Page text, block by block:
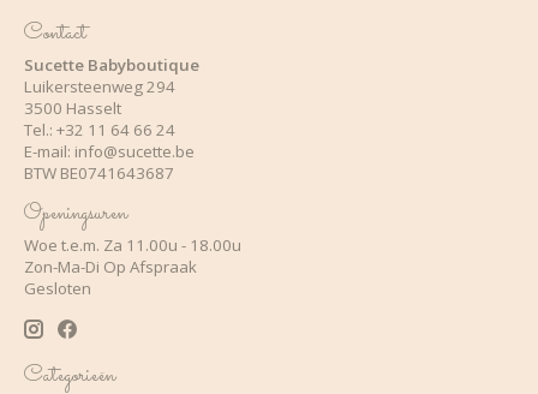
Contact
Sucette Babyboutique
Luikersteenweg 294
3500 Hasselt
Tel.: +32 11 64 66 24
E-mail: info@sucette.be
BTW BE0741643687
Openingsuren
Woe t.e.m. Za 11.00u - 18.00u
Zon-Ma-Di Op Afspraak
Gesloten
Categorieën